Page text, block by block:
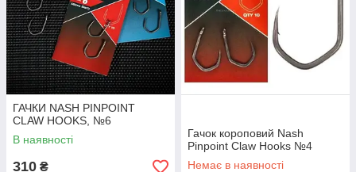
ГАЧКИ NASH PINPOINT
CLAW HOOKS, №6
В наявності
310 ₴
Гачок короповий Nash
Pinpoint Claw Hooks №4
Немає в наявності